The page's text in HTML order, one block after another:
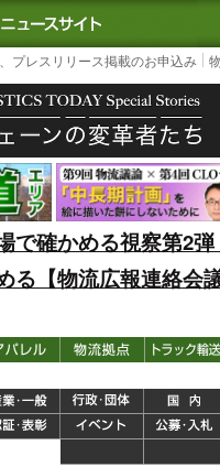
｜国内最大の物流ニュ
プレスリリース掲載のお申込み
で確かめる視察第2
る【物流広報連絡会